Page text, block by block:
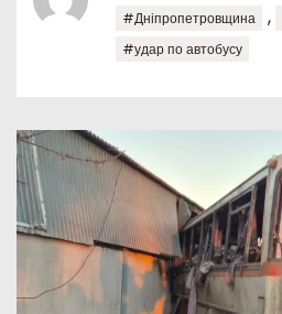
#Дніпропетровщина ,
#удар по автобусу